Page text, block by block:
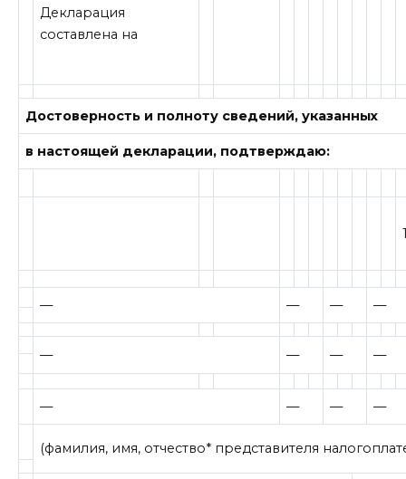
Декларация
составлена на
Достоверность и полноту сведений, указанных
в настоящей декларации, подтверждаю:
— — — —
— — — —
— — — —
(фамилия, имя, отчество* представителя